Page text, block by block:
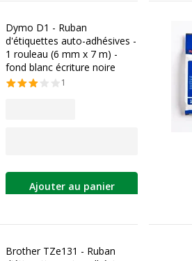
Dymo D1 - Ruban
d'étiquettes auto-adhésives -
1 rouleau (6 mm x 7 m) -
fond blanc écriture noire
1
Ajouter au panier
Brother TZe131 - Ruban